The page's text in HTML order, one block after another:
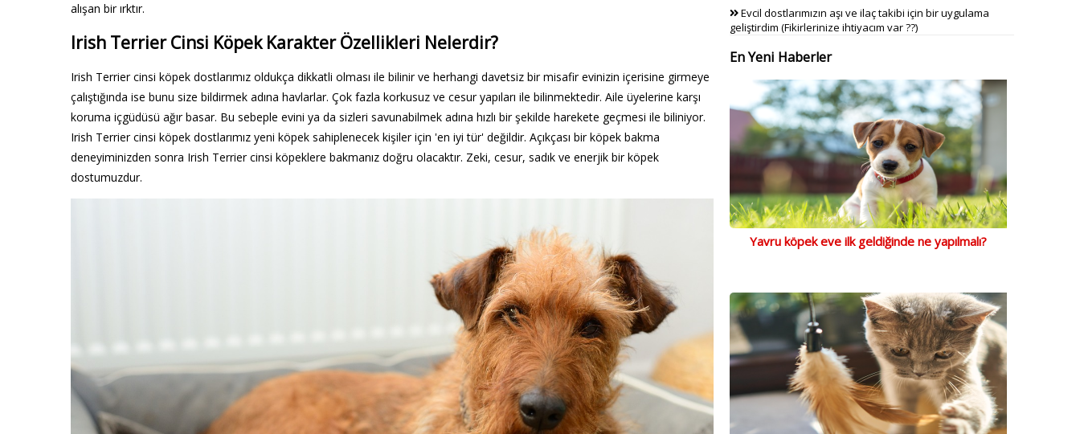
alışan bir ırktır.
Irish Terrier Cinsi Köpek Karakter Özellikleri Nelerdir?
Irish Terrier cinsi köpek dostlarımız oldukça dikkatli olması ile bilinir ve herhangi davetsiz bir misafir evinizin içerisine girmeye
çalıştığında ise bunu size bildirmek adına havlarlar. Çok fazla korkusuz ve cesur yapıları ile bilinmektedir. Aile üyelerine karşı
koruma içgüdüsü ağır basar. Bu sebeple evini ya da sizleri savunabilmek adına hızlı bir şekilde harekete geçmesi ile biliniyor.
Irish Terrier cinsi köpek dostlarımız yeni köpek sahiplenecek kişiler için 'en iyi tür' değildir. Açıkçası bir köpek bakma
deneyiminizden sonra Irish Terrier cinsi köpeklere bakmanız doğru olacaktır. Zeki, cesur, sadık ve enerjik bir köpek
dostumuzdur.
Evcil dostlarımızın aşı ve ilaç takibi için bir uygulama
geliştirdim (Fikirlerinize ihtiyacım var ??)
En Yeni Haberler
Yavru köpek eve ilk geldiğinde ne yapılmalı?